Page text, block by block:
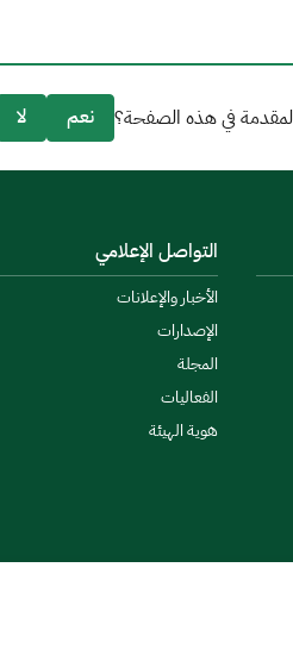
في هذه الصفحة؟ نعم لا
التواصل الإعلامي
الأخبار والإعلانات
الإصدارات
المجلة
الفعاليات
هوية الهيئة